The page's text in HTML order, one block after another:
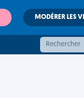
MODÉRER LES